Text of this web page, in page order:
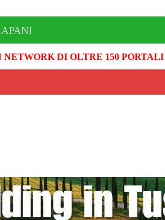
NETWORK DI OLTRE 150 PORTALI